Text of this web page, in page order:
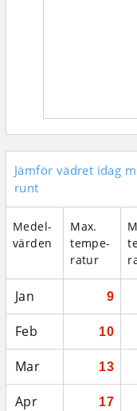
Jämför vädret idag
runt
Medel­
vär­den
Max.
tempe­
ratur
Jan 9
Feb 10
Mar 13
Apr 17